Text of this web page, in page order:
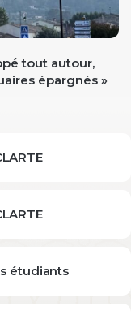
tout autour,
épargnés »
étudiants